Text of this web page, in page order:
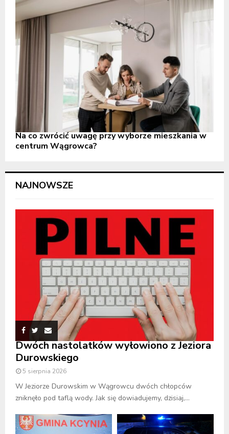
Na co zwrócić uwagę przy wyborze mieszkania w
centrum Wągrowca?
NAJNOWSZE
Dwóch nastolatków wyłowiono z Jeziora
Durowskiego
5 sierpnia 2026
W Jeziorze Durowskim w Wągrowcu dwóch chłopców
zniknęło pod taflą wody. Jak się dowiadujemy, dzisiaj,...